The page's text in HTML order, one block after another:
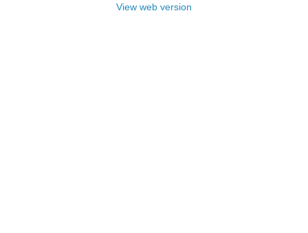
View web version